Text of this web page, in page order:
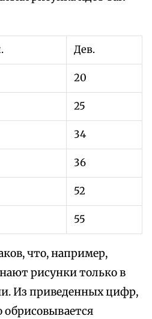
Дев.
20
25
34
36
52
55
что, например,
рисунки только в
Из приведенных цифр,